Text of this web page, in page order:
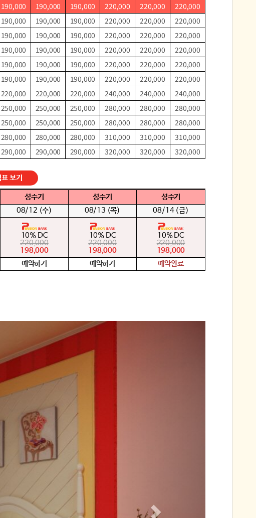
190,000 190,000 190,000 220,000 220,000
220,000
190,000 190,000 190,000 220,000 220,000
220,000
190,000 190,000 190,000 220,000 220,000
220,000
190,000 190,000 190,000 220,000 220,000
220,000
190,000 190,000 190,000 220,000 220,000
220,000
190,000 190,000 190,000 220,000 220,000
220,000
220,000 220,000 220,000 240,000 240,000
240,000
250,000 250,000 250,000 280,000 280,000
280,000
250,000 250,000 250,000 280,000 280,000
280,000
280,000 280,000 280,000 310,000 310,000
310,000
290,000 290,000 290,000 320,000 320,000 320,000